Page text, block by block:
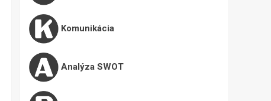
Komunikácia
Analýza SWOT